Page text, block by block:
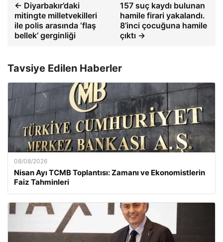
← Diyarbakır’daki
mitingte milletvekilleri
ile polis arasında ‘flaş
bellek’ gerginliği
157 suç kaydı bulunan
hamile firari yakalandı.
8’inci çocuğuna hamile
çıktı →
Tavsiye Edilen Haberler
08/08/2026
Nisan Ayı TCMB Toplantısı: Zamanı ve Ekonomistlerin
Faiz Tahminleri